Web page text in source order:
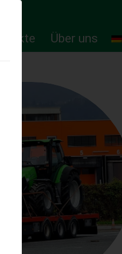
Über uns